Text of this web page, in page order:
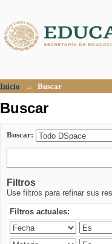
Inicio → Buscar
Buscar
Buscar:
Filtros
Use filtros para refinar sus
Filtros actuales: